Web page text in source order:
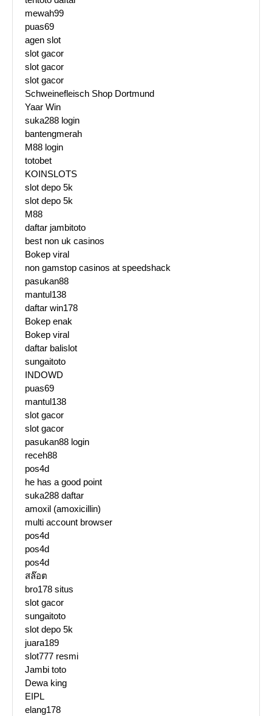
mewah99
puas69
agen slot
slot gacor
slot gacor
slot gacor
Schweinefleisch Shop Dortmund
Yaar Win
suka288 login
bantengmerah
M88 login
totobet
KOINSLOTS
slot depo 5k
slot depo 5k
M88
daftar jambitoto
best non uk casinos
Bokep viral
non gamstop casinos at speedshack
pasukan88
mantul138
daftar win178
Bokep enak
Bokep viral
daftar balislot
sungaitoto
INDOWD
puas69
mantul138
slot gacor
slot gacor
pasukan88 login
receh88
pos4d
he has a good point
suka288 daftar
amoxil (amoxicillin)
multi account browser
pos4d
pos4d
pos4d
สล๊อต
bro178 situs
slot gacor
sungaitoto
slot depo 5k
juara189
slot777 resmi
Jambi toto
Dewa king
EIPL
elang178